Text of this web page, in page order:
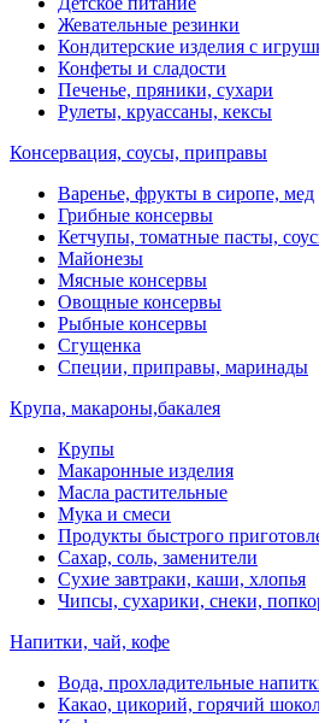
Жевательные резинки
Кондитерские изделия с
Конфеты и сладости
Печенье, пряники, сухари
Рулеты, круассаны, кексы
Консервация, соусы, приправы
Варенье, фрукты в сиропе, мед
Грибные консервы
Кетчупы, томатные пасты,
Майонезы
Мясные консервы
Овощные консервы
Рыбные консервы
Сгущенка
Специи, приправы, маринады
Крупа, макароны,бакалея
Крупы
Макаронные изделия
Масла растительные
Мука и смеси
Продукты быстрого
Сахар, соль, заменители
Сухие завтраки, каши, хлопья
Чипсы, сухарики, снеки,
Напитки, чай, кофе
Вода, прохладительные
Какао, цикорий, горячий